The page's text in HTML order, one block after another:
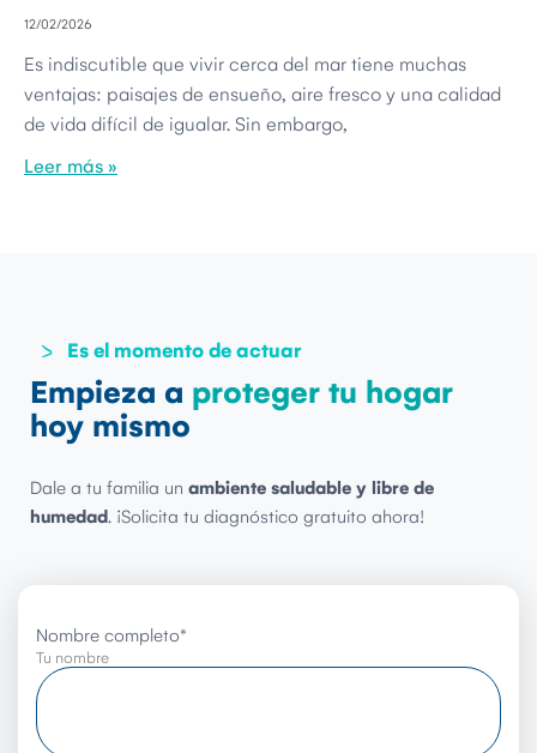
12/02/2026
Es indiscutible que vivir cerca del mar tiene muchas
ventajas: paisajes de ensueño, aire fresco y una calidad
de vida difícil de igualar. Sin embargo,
Leer más »
Es el momento de actuar
Empieza a proteger tu hogar
hoy mismo
Dale a tu familia un ambiente saludable y libre de
humedad. ¡Solicita tu diagnóstico gratuito ahora!
Nombre completo*
Tu nombre